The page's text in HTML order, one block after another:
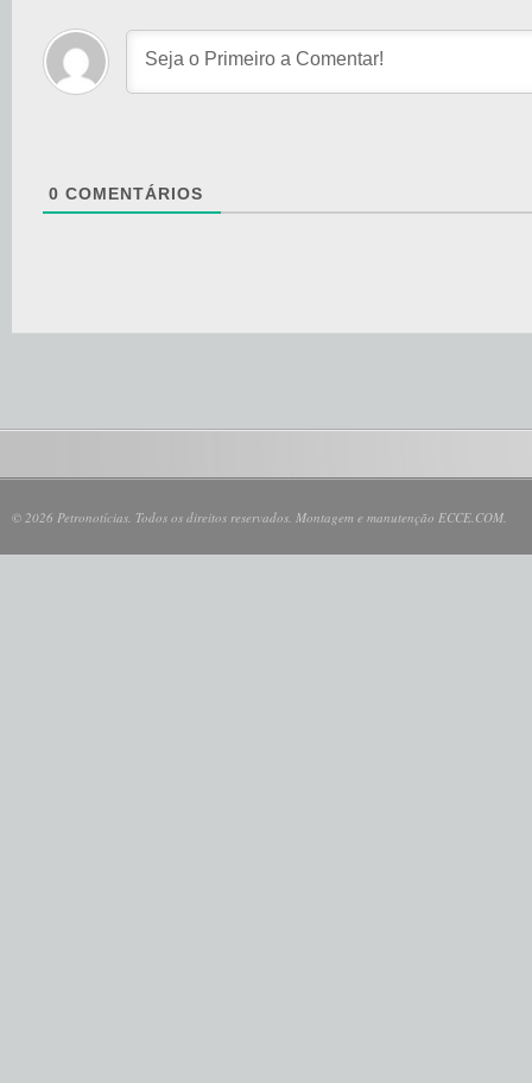
0 COMENTÁRIOS
© 2026 Petronotícias. Todos os direitos reservados. Montagem e manutenção ECCE.COM.